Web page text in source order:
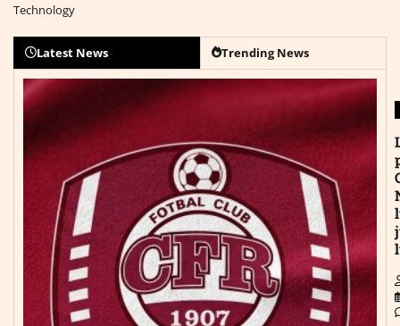
Technology
Latest News Trending News